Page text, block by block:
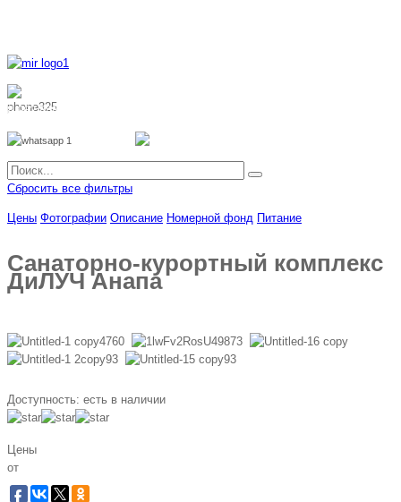
8 962 888 51 55
Сбросить все фильтры
Цены Фотографии Описание Номерной фонд Питание
Санаторно-курортный комплекс
ДиЛУЧ Анапа
Доступность: есть в наличии
Цены
от